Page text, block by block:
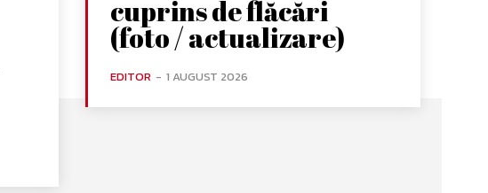
cuprins de flăcări
(foto / actualizare)
EDITOR - 1 AUGUST 2026